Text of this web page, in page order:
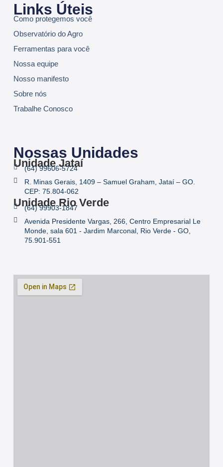
Links Úteis
Como protegemos você
Observatório do Agro
Ferramentas para você
Nossa equipe
Nosso manifesto
Sobre nós
Trabalhe Conosco
Nossas Unidades
Unidade Jataí
(64) 99606-5724
R. Minas Gerais, 1409 – Samuel Graham, Jataí – GO.
CEP: 75.804-062
Unidade Rio Verde
(64) 99903-1847
Avenida Presidente Vargas, 266, Centro Empresarial Le
Monde, sala 601 - Jardim Marconal, Rio Verde - GO,
75.901-551